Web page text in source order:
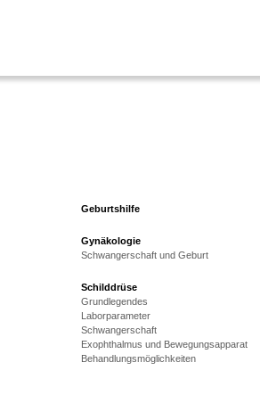
Geburtshilfe
Gynäkologie
Schwangerschaft und Geburt
Schilddrüse
Grundlegendes
Laborparameter
Schwangerschaft
Exophthalmus und Bewegungsapparat
Behandlungsmöglichkeiten